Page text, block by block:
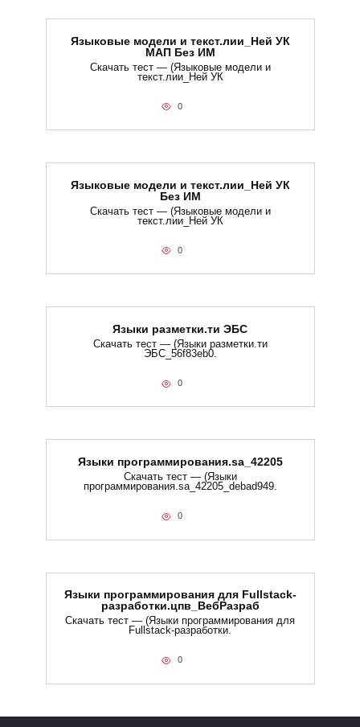
Языковые модели и текст.лии_Ней УК
МАП Без ИМ
Скачать тест — (Языковые модели и
текст.лии_Ней УК
0
Языковые модели и текст.лии_Ней УК
Без ИМ
Скачать тест — (Языковые модели и
текст.лии_Ней УК
0
Языки разметки.ти​ ЭБС
Скачать тест — (Языки разметки.ти​
ЭБС_56f83eb0.
0
Языки программирования.sa_42205
Скачать тест — (Языки
программирования.sa_42205_debad949.
0
Языки программирования для Fullstack-
разработки.цпв_ВебРазраб
Скачать тест — (Языки программирования для
Fullstack-разработки.
0